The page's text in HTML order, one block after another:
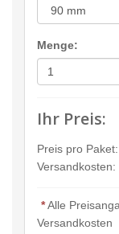
Menge:
Ihr Preis:
Preis pro Paket:
Versandkosten:
*Alle
Versandkosten